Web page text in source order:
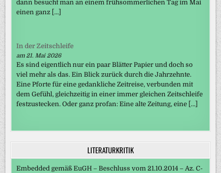
dann besucht man an einem frühsommerlichen Tag im Mai
einen ganz […]
In der Zeitschleife
am 21. Mai 2026
Es sind eigentlich nur ein paar Blätter Papier und doch so
viel mehr als das. Ein Blick zurück durch die Jahrzehnte.
Eine Pforte für eine gedankliche Zeitreise, verbunden mit
dem Gefühl, gleichzeitig in einer immer gleichen Zeitschleife
festzustecken. Oder ganz profan: Eine alte Zeitung, eine […]
LITERATURKRITIK
Embedded gemäß EuGH – Beschluss vom 21.10.2014 – Az. C-